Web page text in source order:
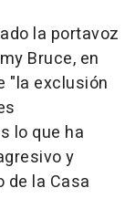
la portavoz
Bruce, en
"la exclusión
lo que ha
y
la Casa